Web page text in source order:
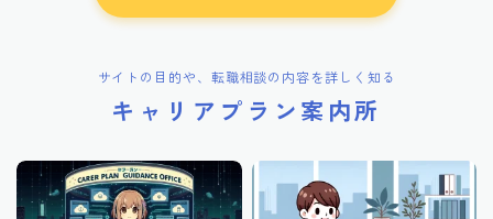
サイトの目的や、転職相談の内容を詳しく知る
キャリアプラン案内所